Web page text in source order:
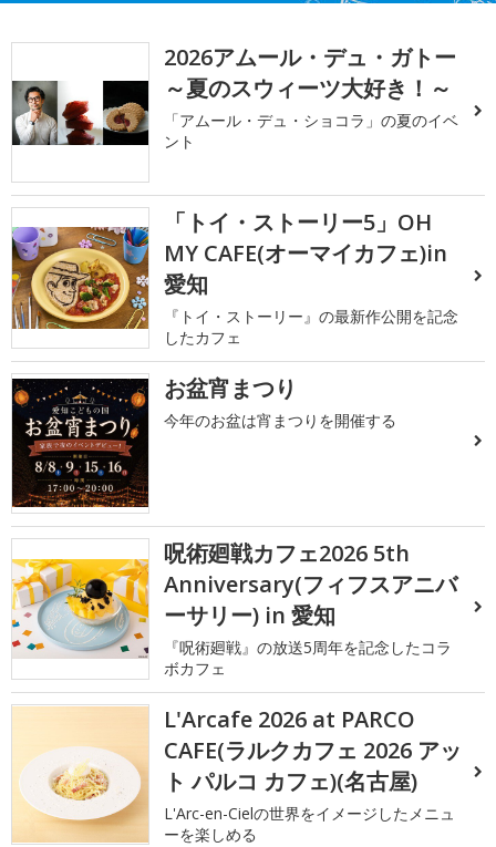
2026アムール・デュ・ガトー
～夏のスウィーツ大好き！～
「アムール・デュ・ショコラ」の夏のイベ
ント
「トイ・ストーリー5」OH
MY CAFE(オーマイカフェ)in
愛知
『トイ・ストーリー』の最新作公開を記念
したカフェ
お盆宵まつり
今年のお盆は宵まつりを開催する
呪術廻戦カフェ2026 5th
Anniversary(フィフスアニバ
ーサリー) in 愛知
『呪術廻戦』の放送5周年を記念したコラ
ボカフェ
L'Arcafe 2026 at PARCO
CAFE(ラルクカフェ 2026 アッ
ト パルコ カフェ)(名古屋)
L'Arc-en-Cielの世界をイメージしたメニュ
ーを楽しめる